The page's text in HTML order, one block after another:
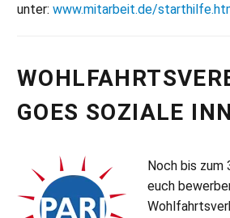
unter: www.mitarbeit.de/
GOES SOZIALE
Noch bis zum
euch